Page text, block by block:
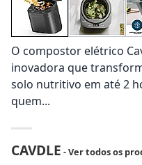
O compostor elétrico
inovadora que
solo nutritivo em até 2
quem...
CAVDLE - Ver todos os